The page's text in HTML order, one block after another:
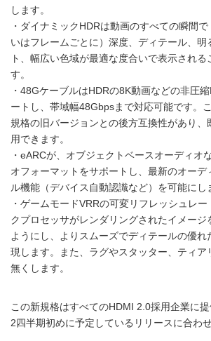
します。
・ダイナミックHDRは動画のすべての瞬間
いはフレームごとに）深度、ディテール、明
ト、幅広い色域が最適な度合いで表示される
す。
・48GケーブルはHDRの8K動画などの非圧
ートし、帯域幅48Gbpsまで対応可能です。
規格の旧バージョンとの後方互換性があり、
用できます。
・eARCが、オブジェクトベースオーディオ
オフォーマットをサポートし、最新のオーデ
ル機能（デバイス自動認識など）を可能にし
・ゲームモードVRRの可変リフレッシュレ
クプロセッサがレンダリングされたイメージ
ようにし、よりスムーズでディテールの優れ
現します。また、ラグやスタッター、ティア
無くします。
この新規格はすべてのHDMI 2.0採用企業に
2四半期初めに予定しているリリースに合わ